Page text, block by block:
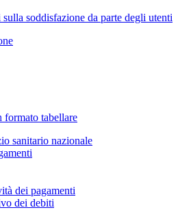
soddisfazione da parte degli utenti
formato tabellare
sanitario nazionale
dei pagamenti
dei debiti